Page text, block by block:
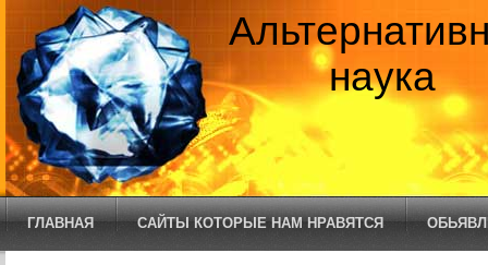
наука
ГЛАВНАЯ САЙТЫ КОТОРЫЕ НАМ НРАВЯТСЯ